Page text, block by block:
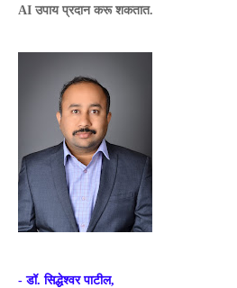
AI उपाय प्रदान करू शकतात.
- डॉ. सिद्धेश्वर पाटील,